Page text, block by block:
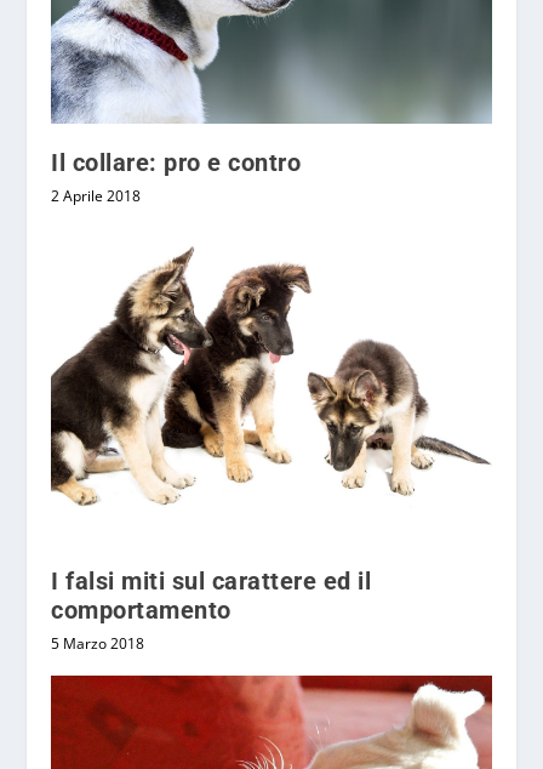
Il collare: pro e contro
2 Aprile 2018
I falsi miti sul carattere ed il
comportamento
5 Marzo 2018